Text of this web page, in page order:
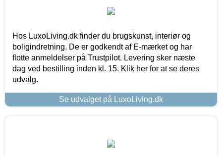
Hos LuxoLiving.dk finder du brugskunst, interiør og
boligindretning. De er godkendt af E-mærket og har
flotte anmeldelser på Trustpilot. Levering sker næste
dag ved bestilling inden kl. 15. Klik her for at se deres
udvalg.
Se udvalget på LuxoLiving.dk